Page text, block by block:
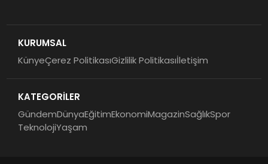
KURUMSAL
KünyeÇerez PolitikasıGizlilik Politikasıİletişim
KATEGORİLER
GündemDünyaEğitimEkonomiMagazinSağlıkSpor
TeknolojiYaşam